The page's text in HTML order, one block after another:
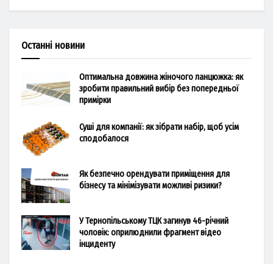
Останні новини
Оптимальна довжина жіночого ланцюжка: як
зробити правильний вибір без попередньої
примірки
Суші для компанії: як зібрати набір, щоб усім
сподобалося
Як безпечно орендувати приміщення для
бізнесу та мінімізувати можливі ризики?
У Тернопільському ТЦК загинув 46-річний
чоловік: оприлюднили фрагмент відео
інциденту